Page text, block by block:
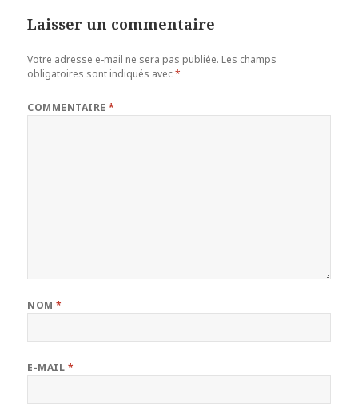
Laisser un commentaire
Votre adresse e-mail ne sera pas publiée. Les champs
obligatoires sont indiqués avec*
COMMENTAIRE*
NOM*
E-MAIL *